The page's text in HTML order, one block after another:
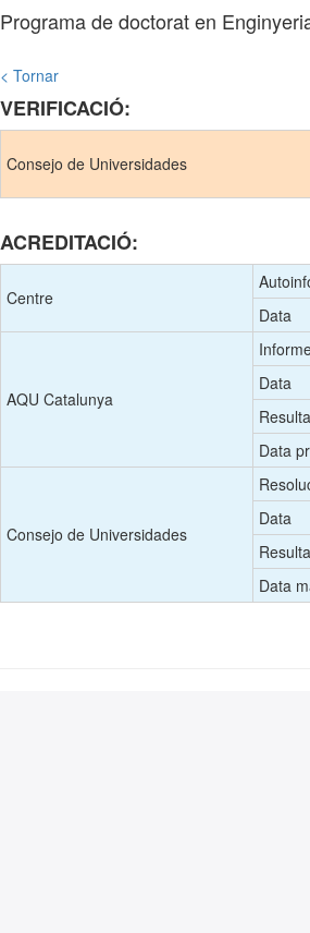
Programa de doctorat en
< Tornar
VERIFICACIÓ:
Consejo de Universidades
ACREDITACIÓ:
Centre
Data
AQU Catalunya
Data
Data
Consejo de Universidades
Data
Data